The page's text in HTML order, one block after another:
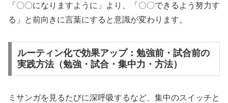
「〇〇になりますように」より、「〇〇できるよう努力す
る」と前向きに言葉にすると意識が変わります。
ルーティン化で効果アップ：勉強前・試合前の
実践方法（勉強・試合・集中力・方法）
ミサンガを見るたびに深呼吸するなど、集中のスイッチと